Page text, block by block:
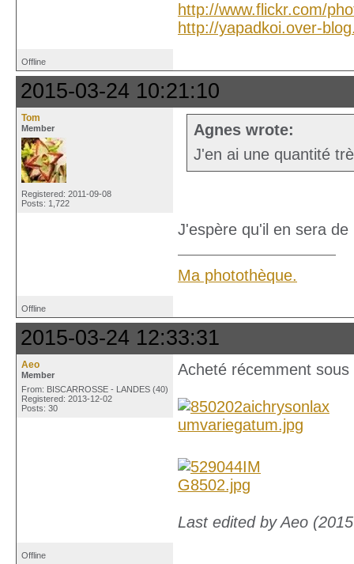
http://www.flickr.com/
http://yapadkoi.over-
Offline
2015-03-24 10:21:10
Tom
Member
Registered: 2011-09-08
Posts: 1,722
Agnes wrote:
J'en ai une quantité
J'espère qu'il en sera
Ma photothèque.
Offline
2015-03-24 12:33:31
Aeo
Member
From: BISCARROSSE - LANDES (40)
Registered: 2013-12-02
Posts: 30
Acheté récemment
Last edited by Aeo
Offline